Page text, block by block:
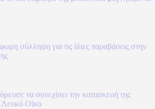
σύλληψη για τις ίδιες παραβάσεις στην
να συνεχίσει την κατασκευή της
Λευκό Οίκο